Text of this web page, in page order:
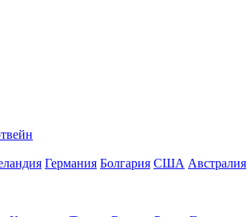
Германия Болгария США Австралия